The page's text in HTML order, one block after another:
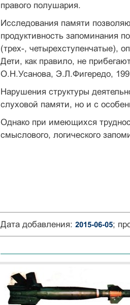
правого полушария.
Исследования памяти
продуктивность запоминания
(трех-, четырехступенчатые),
Дети, как правило, не
О.Н.Усанова, Э.Л.Фигередо,
Нарушения структуры
слуховой памяти, но и с
Однако при имеющихся
смыслового, логического
Дата добавления: 2015-06-05;